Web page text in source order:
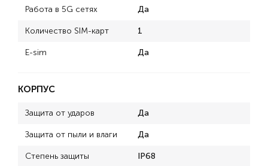
Работа в 5G сетях Да
Количество SIM-карт 1
E-sim Да
КОРПУС
Защита от ударов Да
Защита от пыли и влаги Да
Степень защиты IP68